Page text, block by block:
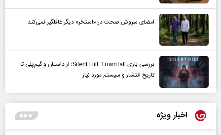
امضای سروش صحت در «استخر» دیگر غافلگیر نمی‌کند
بررسی بازی Silent Hill: Townfall؛ از داستان و گیم‌پلی تا
تاریخ انتشار و سیستم مورد نیاز
اخبار ویژه